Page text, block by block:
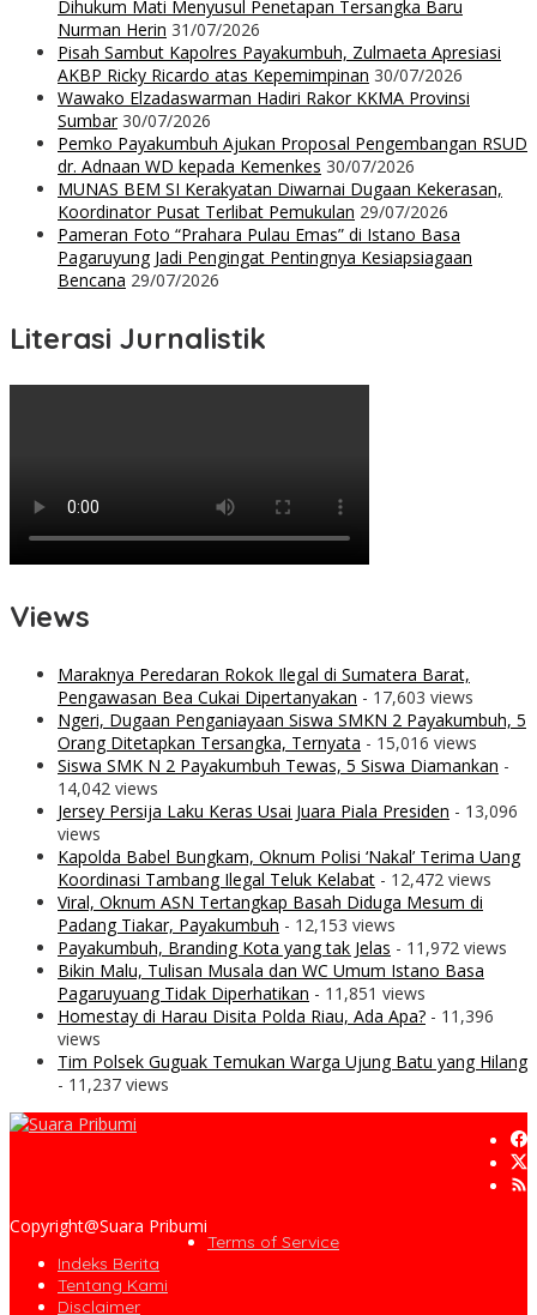
Dihukum Mati Menyusul Penetapan Tersangka Baru
Nurman Herin 31/07/2026
Pisah Sambut Kapolres Payakumbuh, Zulmaeta Apresiasi
AKBP Ricky Ricardo atas Kepemimpinan 30/07/2026
Wawako Elzadaswarman Hadiri Rakor KKMA Provinsi
Sumbar 30/07/2026
Pemko Payakumbuh Ajukan Proposal Pengembangan RSUD
dr. Adnaan WD kepada Kemenkes 30/07/2026
MUNAS BEM SI Kerakyatan Diwarnai Dugaan Kekerasan,
Koordinator Pusat Terlibat Pemukulan 29/07/2026
Pameran Foto “Prahara Pulau Emas” di Istano Basa
Pagaruyung Jadi Pengingat Pentingnya Kesiapsiagaan
Bencana 29/07/2026
Literasi Jurnalistik
Views
Maraknya Peredaran Rokok Ilegal di Sumatera Barat,
Pengawasan Bea Cukai Dipertanyakan - 17,603 views
Ngeri, Dugaan Penganiayaan Siswa SMKN 2 Payakumbuh, 5
Orang Ditetapkan Tersangka, Ternyata - 15,016 views
Siswa SMK N 2 Payakumbuh Tewas, 5 Siswa Diamankan -
14,042 views
Jersey Persija Laku Keras Usai Juara Piala Presiden - 13,096
views
Kapolda Babel Bungkam, Oknum Polisi ‘Nakal’ Terima Uang
Koordinasi Tambang Ilegal Teluk Kelabat - 12,472 views
Viral, Oknum ASN Tertangkap Basah Diduga Mesum di
Padang Tiakar, Payakumbuh - 12,153 views
Payakumbuh, Branding Kota yang tak Jelas - 11,972 views
Bikin Malu, Tulisan Musala dan WC Umum Istano Basa
Pagaruyuang Tidak Diperhatikan - 11,851 views
Homestay di Harau Disita Polda Riau, Ada Apa? - 11,396
views
Tim Polsek Guguak Temukan Warga Ujung Batu yang Hilang
- 11,237 views
Copyright@Suara Pribumi
Terms of Service
Indeks Berita
Tentang Kami
Disclaimer